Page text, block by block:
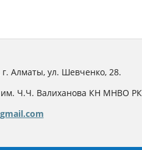
Алматы, ул. Шевченко, 28.
им. Ч.Ч. Валиханова КН МНВО РК